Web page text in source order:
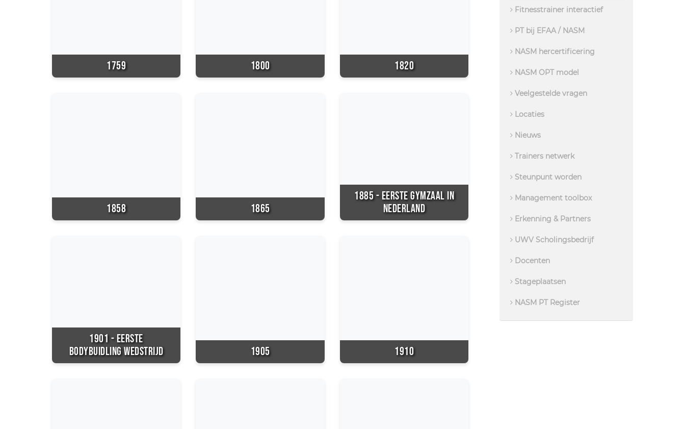
1759 1800 1820
1858 1865
1885 - EERSTE GYMZAAL IN
NEDERLAND
1901 - EERSTE
BODYBUIDLING WEDSTRIJD
1905 1910
Fitnesstrainer interactief
PT bij EFAA / NASM
NASM hercertificering
NASM OPT model
Veelgestelde vragen
Locaties
Nieuws
Trainers netwerk
Steunpunt worden
Management toolbox
Erkenning & Partners
UWV Scholingsbedrijf
Docenten
Stageplaatsen
NASM PT Register